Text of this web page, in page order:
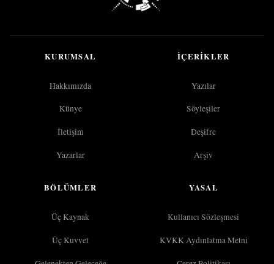
KURUMSAL
Hakkımızda
Künye
İletişim
Yazarlar
İÇERIKLER
Yazılar
Söyleşiler
Deşifre
Arşiv
BÖLÜMLER
Üç Kaynak
Üç Kuvvet
YASAL
Kullanıcı Sözleşmesi
KVKK Aydınlatma Metni